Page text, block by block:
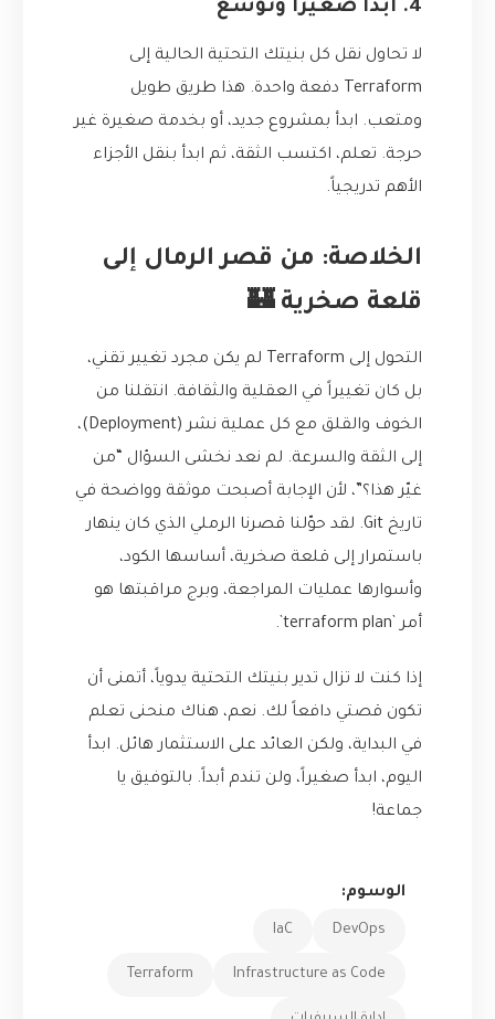
4. ابدأ صغيراً وتوسع
لا تحاول نقل كل بنيتك التحتية الحالية إلى
Terraform دفعة واحدة. هذا طريق طويل
ومتعب. ابدأ بمشروع جديد، أو بخدمة صغيرة غير
حرجة. تعلم، اكتسب الثقة، ثم ابدأ بنقل الأجزاء
الأهم تدريجياً.
الخلاصة: من قصر الرمال إلى
قلعة صخرية 🏰
التحول إلى Terraform لم يكن مجرد تغيير تقني،
بل كان تغييراً في العقلية والثقافة. انتقلنا من
الخوف والقلق مع كل عملية نشر (Deployment)،
إلى الثقة والسرعة. لم نعد نخشى السؤال “من
غيّر هذا؟”، لأن الإجابة أصبحت موثقة وواضحة في
تاريخ Git. لقد حوّلنا قصرنا الرملي الذي كان ينهار
باستمرار إلى قلعة صخرية، أساسها الكود،
وأسوارها عمليات المراجعة، وبرج مراقبتها هو
أمر `terraform plan`.
إذا كنت لا تزال تدير بنيتك التحتية يدوياً، أتمنى أن
تكون قصتي دافعاً لك. نعم، هناك منحنى تعلم
في البداية، ولكن العائد على الاستثمار هائل. ابدأ
اليوم، ابدأ صغيراً، ولن تندم أبداً. بالتوفيق يا
جماعة!
الوسوم:
DevOps
IaC
Infrastructure as Code
Terraform